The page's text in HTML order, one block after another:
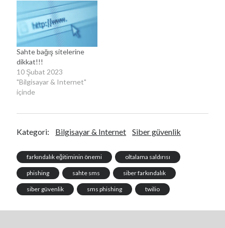
Sahte bağış sitelerine
dikkat!!!
10 Şubat 2023
"Bilgisayar & Internet"
içinde
Kategori: Bilgisayar & Internet Siber güvenlik
farkındalık eğitiminin önemi oltalama saldırısı
phishing sahte sms siber farkındalık
siber güvenlik sms phishing twilio